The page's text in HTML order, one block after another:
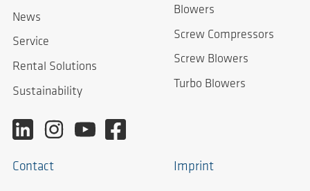
News
Service
Rental Solutions
Sustainability
Blowers
Screw Compressors
Screw Blowers
Turbo Blowers
Contact Imprint